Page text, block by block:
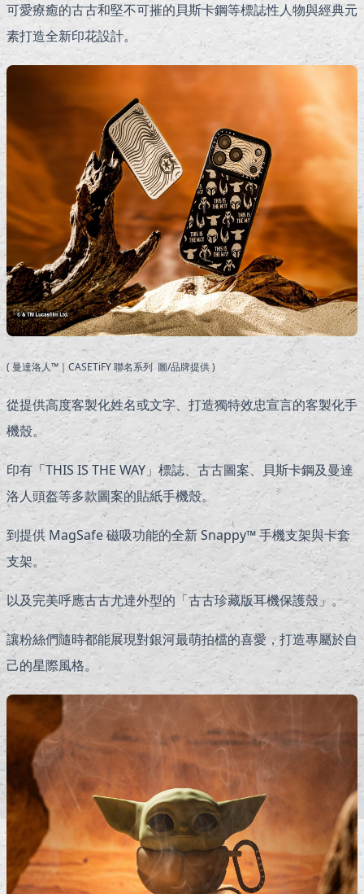
可愛療癒的古古和堅不可摧的貝斯卡鋼等標誌性人物與經典元
素打造全新印花設計。
( 曼達洛人™｜CASETiFY 聯名系列 圖/品牌提供 )
從提供高度客製化姓名或文字、打造獨特效忠宣言的客製化手
機殼。
印有「THIS IS THE WAY」標誌、古古圖案、貝斯卡鋼及曼達
洛人頭盔等多款圖案的貼紙手機殼。
到提供 MagSafe 磁吸功能的全新 Snappy™ 手機支架與卡套
支架。
以及完美呼應古古尤達外型的「古古珍藏版耳機保護殼」。
讓粉絲們隨時都能展現對銀河最萌拍檔的喜愛，打造專屬於自
己的星際風格。